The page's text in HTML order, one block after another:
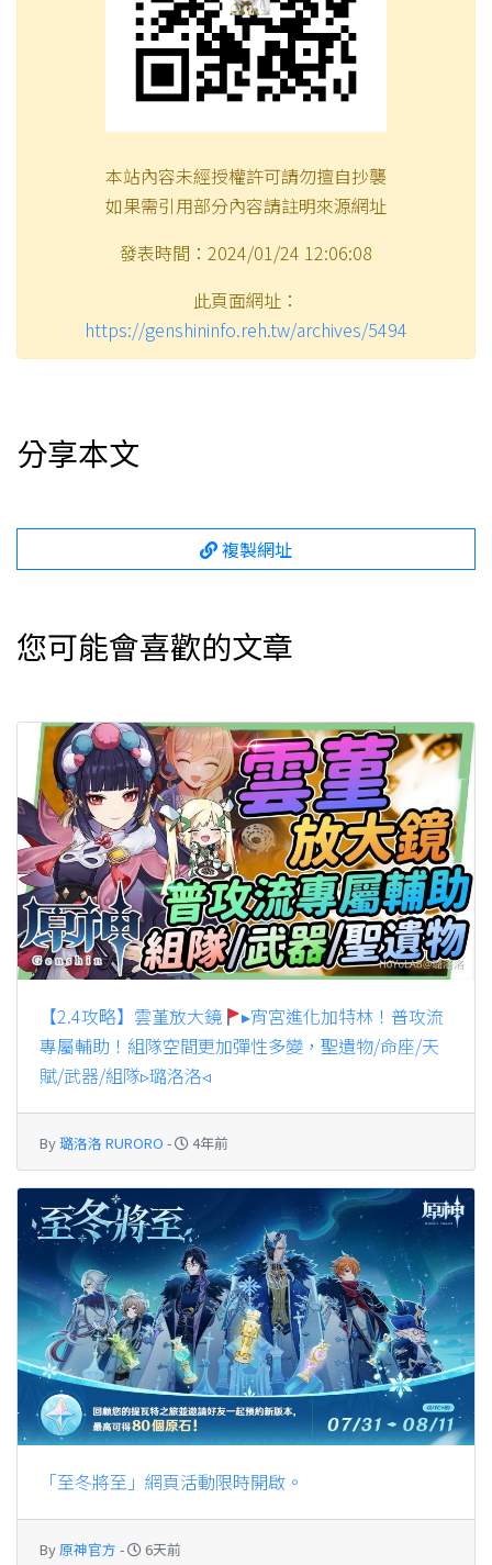
本站內容未經授權許可請勿擅自抄襲
如果需引用部分內容請註明來源網址
發表時間：2024/01/24 12:06:08
此頁面網址：
https://genshininfo.reh.tw/archives/5494
分享本文
複製網址
您可能會喜歡的文章
【2.4攻略】雲堇放大鏡
▸宵宮進化加特林！普攻流
專屬輔助！組隊空間更加彈性多變，聖遺物/命座/天
賦/武器/組隊▹璐洛洛◃
By璐洛洛 RURORO - 4年前
「至冬將至」網頁活動限時開啟。
By原神官方 - 6天前